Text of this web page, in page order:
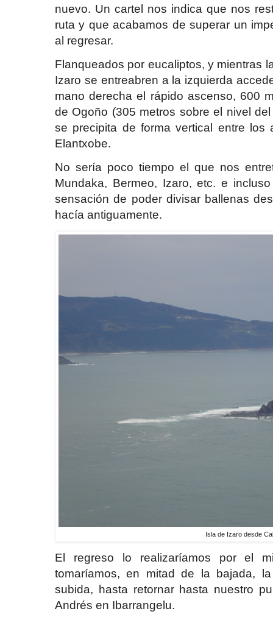
nuevo. Un cartel nos indica que nos
ruta y que acabamos de superar un
al regresar.
Flanqueados por eucaliptos, y mientras
Izaro se entreabren a la izquierda
mano derecha el rápido ascenso, 600
de Ogoño (305 metros sobre el nivel
se precipita de forma vertical entre
Elantxobe.
No sería poco tiempo el que nos
Mundaka, Bermeo, Izaro, etc. e
sensación de poder divisar ballenas
hacía antiguamente.
Isla de Izaro desde
El regreso lo realizaríamos por el
tomaríamos, en mitad de la bajada,
subida, hasta retornar hasta nuestro
Andrés en Ibarrangelu.